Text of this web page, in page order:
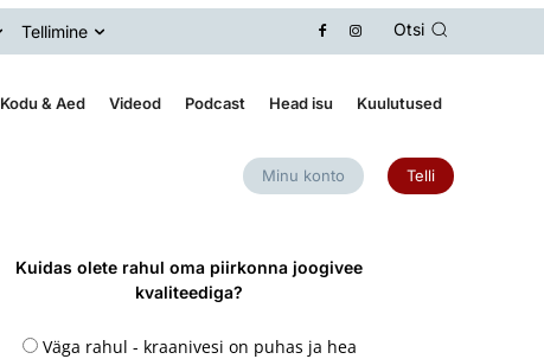
Tellimine Otsi
Kodu & Aed Videod Podcast Head isu Kuulutused
Minu konto Telli
Kuidas olete rahul oma piirkonna joogivee
kvaliteediga?
Väga rahul - kraanivesi on puhas ja hea